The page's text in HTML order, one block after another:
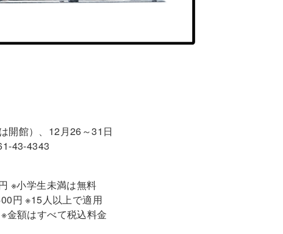
開館）、12月26～31日
43-4343
※小学生未満は無料
円 ※15人以上で適用
金額はすべて税込料金